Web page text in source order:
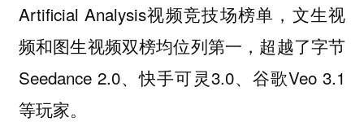
Artificial Analysis视频竞技场榜单，文生视
频和图生视频双榜均位列第一，超越了字节
Seedance 2.0、快手可灵3.0、谷歌Veo 3.1
等玩家。